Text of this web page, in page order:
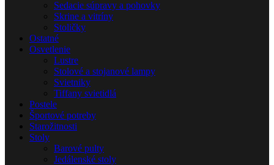
Sedacie súpravy a pohovky
Skrine a vitríny
Stoličky
Ostatné
Osvetlenie
Lustre
Stolové a stojanové lampy
Svietniky
Tiffany svietidlá
Postele
Športové potreby
Starožitnosti
Stoly
Barové pulty
Jedálenské stoly